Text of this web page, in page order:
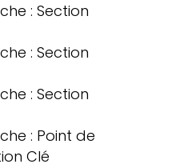
: Section
: Section
: Section
: Point de
Clé